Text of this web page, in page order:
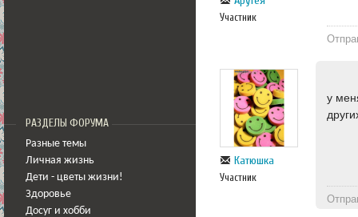
РАЗДЕЛЫ ФОРУМА
Разные темы
Личная жизнь
Дети - цветы жизни!
Здоровье
Досуг и хобби
Участник
Катюшка
Участник
у